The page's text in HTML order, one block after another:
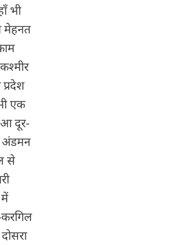
भी
मेहनत
एक
दूर-
अंडमन
से
में